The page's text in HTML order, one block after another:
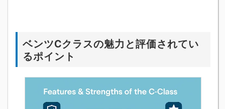
ベンツCクラスの魅力と評価されてい
るポイント